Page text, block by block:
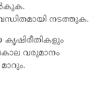
നടത്തുക.
കൃഷിരീതികളും
വരുമാനം